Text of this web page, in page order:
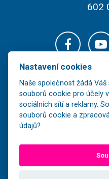
602
s.r.o. a jeho další šíření bez
Nastavení cookies
Naše společnost žádá
souborů cookie pro účely
sociálních sítí a reklamy.
souborů cookie a
údajů?